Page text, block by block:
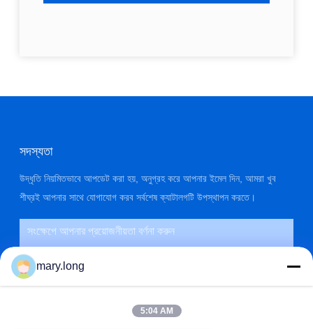
সদস্যতা
উদ্ধৃতি নিয়মিতভাবে আপডেট করা হয়, অনুগ্রহ করে আপনার ইমেল দিন, আমরা খুব
শীঘ্রই আপনার সাথে যোগাযোগ করব সর্বশেষ ক্যাটালগটি উপস্থাপন করতে।
mary.long
5:04 AM